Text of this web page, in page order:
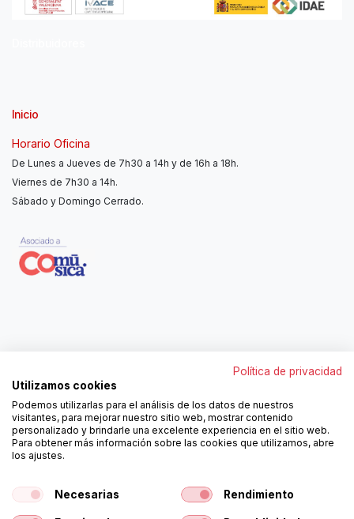
Inicio
Horario Oficina
De Lunes a Jueves de 7h30 a 14h y de 16h a 18h.
Viernes de 7h30 a 14h.
Sábado y Domingo Cerrado.
962250313
ortola@ortola-sa.es
Av. d'Albaida, s/n
46840 La Pobla del Duc (Valencia)
¡Síguenos!
Política de privacidad
Utilizamos cookies
Podemos utilizarlas para el análisis de los datos de nuestros
visitantes, para mejorar nuestro sitio web, mostrar contenido
personalizado y brindarle una excelente experiencia en el sitio web.
Para obtener más información sobre las cookies que utilizamos, abre
los ajustes.
Necesarias Rendimiento